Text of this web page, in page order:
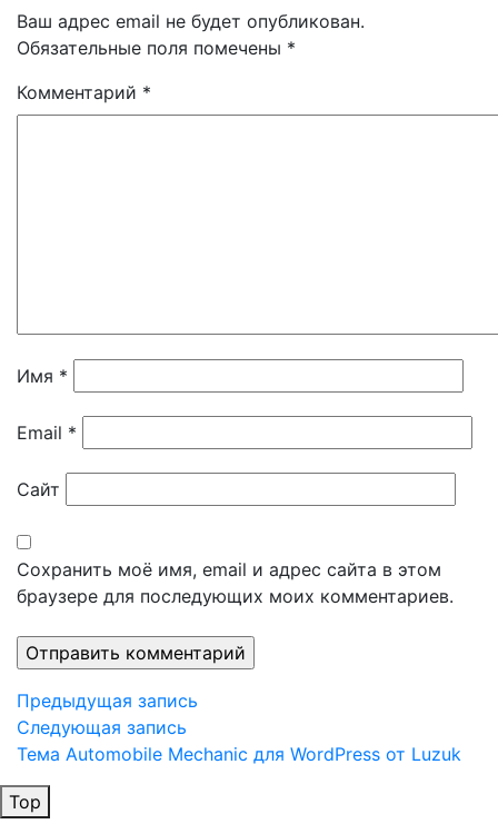
Ваш адрес email не будет опубликован.
Обязательные поля помечены *
Комментарий *
Имя *
Email *
Сайт
Сохранить моё имя, email и адрес сайта в этом
браузере для последующих моих комментариев.
Навигация
по
записям
Предыдущая
запись
Предыдущая запись
Следующая
запись
Следующая запись
Тема Automobile Mechanic для WordPress от Luzuk
Top